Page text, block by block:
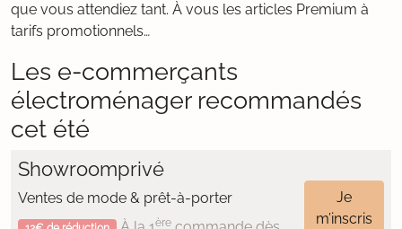
que vous attendiez tant. À vous les articles Premium à
tarifs promotionnels…
Les e-commerçants
électroménager recommandés
cet été
Showroomprivé
Ventes de mode & prêt-à-porter
ère
Je
m’inscris